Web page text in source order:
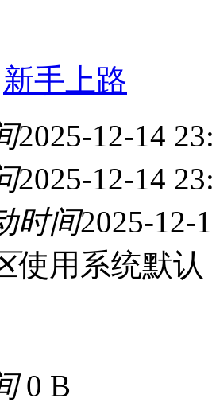
新手上路
2025-12-14
2025-12-14
时间2025-12-
使用系统默认
0 B